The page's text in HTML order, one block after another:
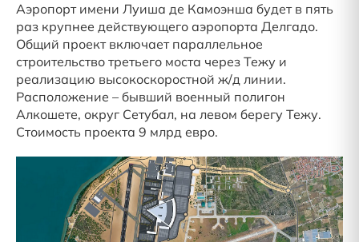
Аэропорт имени Луиша де Камоэнша будет в пять
раз крупнее действующего аэропорта Делгадо.
Общий проект включает параллельное
строительство третьего моста через Тежу и
реализацию высокоскоростной ж/д линии.
Расположение – бывший военный полигон
Алкошете, округ Сетубал, на левом берегу Тежу.
Стоимость проекта 9 млрд евро.